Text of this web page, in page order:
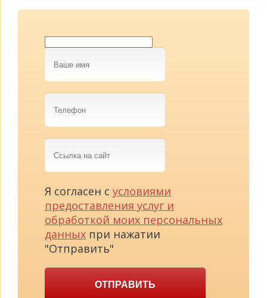
Ваше
имя
Телефон
Ссылка
на
сайт
Я согласен с условиями
предоставления услуг и
обработкой моих персональных
данных при нажатии
"Отправить"
ОТПРАВИТЬ